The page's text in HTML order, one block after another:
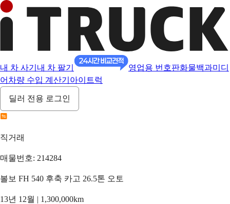
내 차 사기 내 차 팔기 영업용 번호판화물백과미디
어 차량 수입 계산기 아이트럭
딜러 전용 로그인
직거래
매물번호: 214284
볼보 FH 540 후축 카고 26.5톤 오토
13년 12월 | 1,300,000km